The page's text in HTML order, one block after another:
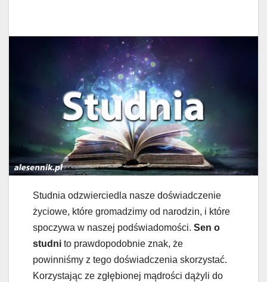
Studnia odzwierciedla nasze doświadczenie
życiowe, które gromadzimy od narodzin, i które
spoczywa w naszej podświadomości. Sen o
studni to prawdopodobnie znak, że
powinniśmy z tego doświadczenia skorzystać.
Korzystając ze zgłębionej mądrości dążyli do